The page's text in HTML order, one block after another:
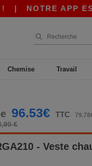
NOTRE APP EST
Chemise Travail
96.53€ TTC
€
- Veste